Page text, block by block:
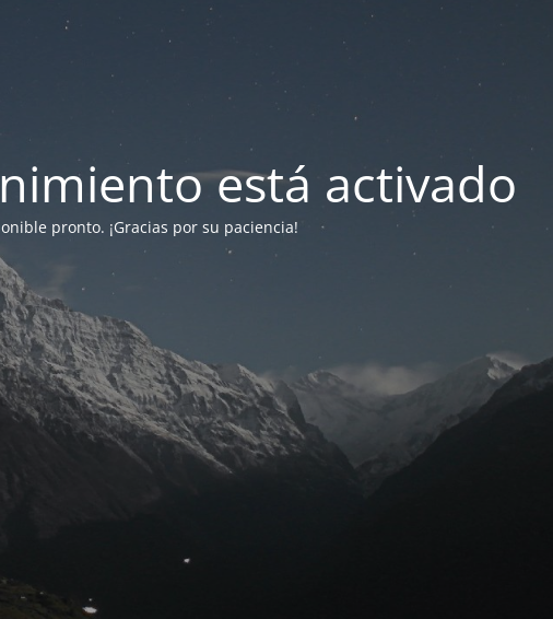
está activado
pronto. ¡Gracias por su paciencia!